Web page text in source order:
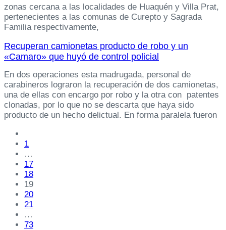
zonas cercana a las localidades de Huaquén y Villa Prat,
pertenecientes a las comunas de Curepto y Sagrada
Familia respectivamente,
Recuperan camionetas producto de robo y un
«Camaro» que huyó de control policial
En dos operaciones esta madrugada, personal de
carabineros lograron la recuperación de dos camionetas,
una de ellas con encargo por robo y la otra con patentes
clonadas, por lo que no se descarta que haya sido
producto de un hecho delictual. En forma paralela fueron
1
…
17
18
19
20
21
…
73